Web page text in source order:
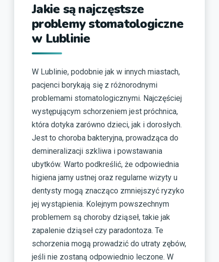
Jakie są najczęstsze
problemy stomatologiczne
w Lublinie
W Lublinie, podobnie jak w innych miastach,
pacjenci borykają się z różnorodnymi
problemami stomatologicznymi. Najczęściej
występującym schorzeniem jest próchnica,
która dotyka zarówno dzieci, jak i dorosłych.
Jest to choroba bakteryjna, prowadząca do
demineralizacji szkliwa i powstawania
ubytków. Warto podkreślić, że odpowiednia
higiena jamy ustnej oraz regularne wizyty u
dentysty mogą znacząco zmniejszyć ryzyko
jej wystąpienia. Kolejnym powszechnym
problemem są choroby dziąseł, takie jak
zapalenie dziąseł czy paradontoza. Te
schorzenia mogą prowadzić do utraty zębów,
jeśli nie zostaną odpowiednio leczone. W